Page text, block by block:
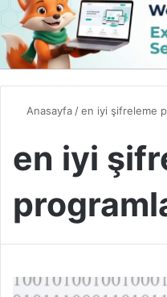
Anasayfa/en iyi şifreleme
en iyi